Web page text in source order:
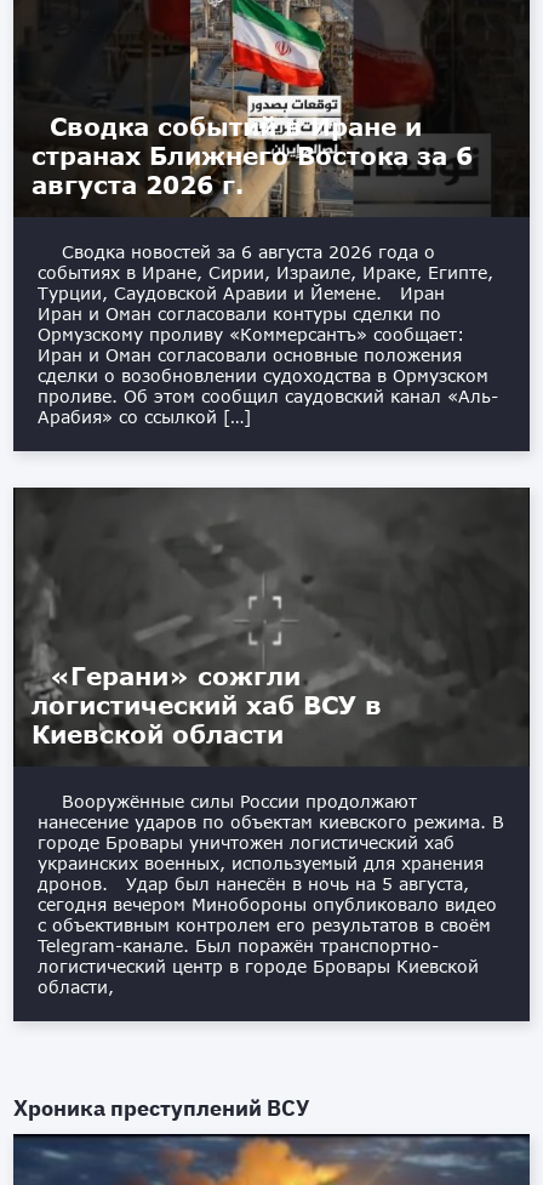
Сводка событий в Иране и
странах Ближнего Востока за 6
августа 2026 г.
Сводка новостей за 6 августа 2026 года о
событиях в Иране, Сирии, Израиле, Ираке, Египте,
Турции, Саудовской Аравии и Йемене. Иран
Иран и Оман согласовали контуры сделки по
Ормузскому проливу «Коммерсантъ» сообщает:
Иран и Оман согласовали основные положения
сделки о возобновлении судоходства в Ормузском
проливе. Об этом сообщил саудовский канал «Аль-
Арабия» со ссылкой […]
«Герани» сожгли
логистический хаб ВСУ в
Киевской области
Вооружённые силы России продолжают
нанесение ударов по объектам киевского режима. В
городе Бровары уничтожен логистический хаб
украинских военных, используемый для хранения
дронов. Удар был нанесён в ночь на 5 августа,
сегодня вечером Минобороны опубликовало видео
с объективным контролем его результатов в своём
Telegram-канале. Был поражён транспортно-
логистический центр в городе Бровары Киевской
области,
Хроника преступлений ВСУ